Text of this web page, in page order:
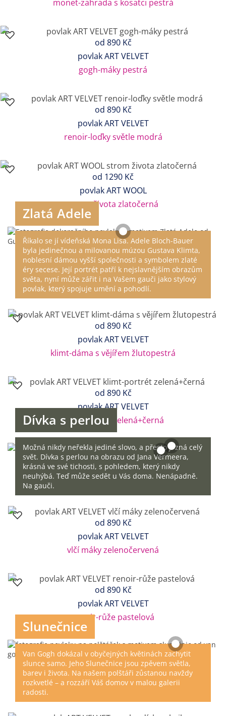
monet-zahrada s kosatci pestrá
od 890 Kč
povlak ART VELVET
gogh-máky pestrá
od 890 Kč
povlak ART VELVET
renoir-loďky světle modrá
od 1290 Kč
povlak ART WOOL
strom života zlatočerná
Zlatá Adele
Říkalo se jí vídeňská Mona Lisa. Adele Bloch-Bauer
byla jedinečnou a milovanou múzou Gustava Klimta,
noblesní dámou vyšší společnosti a symbolem zlaté
éry secese. Její portrét patří k nejslavnějším obrazům
světa, nyní může zářit i na Vašem gauči jako stylový
povlak, který spojuje umění a pohodlí.
od 890 Kč
povlak ART VELVET
klimt-dáma s vějířem žlutopestrá
od 890 Kč
povlak ART VELVET
klimt-portrét zelená+černá
od 890 Kč
povlak ART VELVET
vlčí máky zelenočervená
od 890 Kč
povlak ART VELVET
renoir-růže pastelová
Dívka s perlou
Možná nikdy neřekla jediné slovo, a přesto ji zná celý
svět. Dívka s perlou na obrazu od Jana Vermeera,
krásná ve své tichosti, s pohledem, který nikdy
neuhýbá. Teď může sedět u Vás doma. Nenápadně.
Na gauči.
Slunečnice
Van Gogh dokázal v obyčejných květinách zachytit
slunce samo. Jeho Slunečnice jsou zpěvem světla,
barev i života. Na našem polštáři zůstanou navždy
rozkvetlé – a rozzáří Váš domov v malou galerii
radosti.